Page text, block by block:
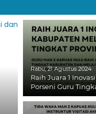
Rabu, 21 Agustus 2024
Raih Juara 1
Porseni Guru